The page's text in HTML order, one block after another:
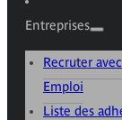
Entreprises
Recruter
Emploi
Liste des